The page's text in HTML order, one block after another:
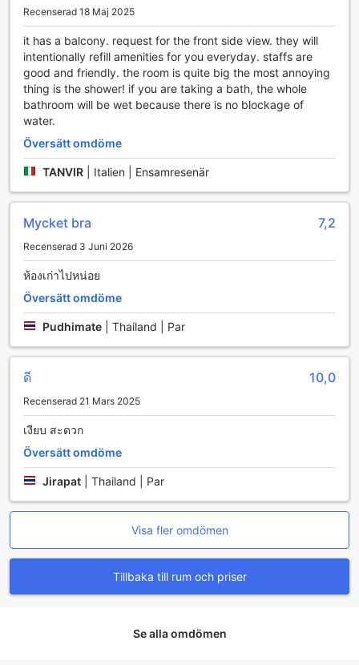
utrustning och möjligheten att boka lektioner med erfarna
instruktörer, är BJ Boutique den perfekta platsen för att
fördjupa sig i golfens värld.
Bekvämlighetsfaciliteter på BJ Boutique
BJ Boutique i Rayong erbjuder en rad
bekvämlighetsfaciliteter som gör vistelsen både
avslappnande och praktisk. Gästerna kan njuta av gratis
Wi-Fi i alla rum, vilket gör det enkelt att hålla kontakten
med nära och kära eller planera dagens äventyr. Dessutom
kan vara uppkopplad oavsett var du befinner dig på
hotellet.
För att göra din vistelse ännu mer bekväm erbjuder BJ
Boutique också daglig städning, så att du kan slappna av
utan att behöva tänka på hushållssysslor. Om du har behov
av att tvätta kläder under din vistelse, finns det både tvätt-
och kemtvätttjänster tillgängliga. För extra bekvämlighet
finns en närbutik på hotellet, där du kan hitta allt du
behöver, från snacks till researtiklar. Dessutom erbjuder
hotellet bagageförvaring, vilket ger dig friheten att utforska
området utan att behöva bära runt på tunga väskor.
BJ Boutique i Rayong erbjuder sina gäster en bekväm och
faciliteter. För dem som anländer med flyg finns det en
smidig flygtransfer som gör det enkelt att nå hotellet direkt
från flygplatsen. Detta är särskilt värdefullt för resenärer
som vill undvika stressen av att navigera i okända områden
För dem som föredrar att köra själva erbjuder BJ Boutique
en rymlig parkering på plats, helt gratis. Detta gör det
möjligt för gäster att parkera sina bilar utan extra kostnad,
vilket ger dem friheten att utforska Rayong och dess
har en smidig och bekväm vistelse.
Recenserad 18 Maj 2025
it has a balcony. request for the front side view. they will
intentionally refill amenities for you everyday. staffs are
good and friendly. the room is quite big the most annoying
thing is the shower! if you are taking a bath, the whole
bathroom will be wet because there is no blockage of
water.
Översätt omdöme
TANVIR Italien | Ensamresenär
Mycket bra 7,2
Recenserad 3 Juni 2026
ห้องเก่าไปหน่อย
Översätt omdöme
Pudhimate Thailand | Par
ดี 10,0
Recenserad 21 Mars 2025
เงียบ สะดวก
Översätt omdöme
Jirapat Thailand | Par
Visa fler omdömen
Tillbaka till rum och priser
Se alla omdömen